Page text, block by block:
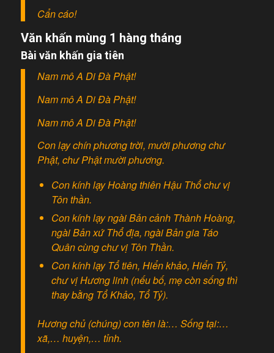
Cẩn cáo!
Văn khấn mùng 1 hàng tháng
Bài văn khấn gia tiên
Nam mô A Di Đà Phật!
Nam mô A Di Đà Phật!
Nam mô A Di Đà Phật!
Con lạy chín phương trời, mười phương chư
Phật, chư Phật mười phương.
Con kính lạy Hoàng thiên Hậu Thổ chư vị
Tôn thần.
Con kính lạy ngài Bản cảnh Thành Hoàng,
ngài Bản xứ Thổ địa, ngài Bản gia Táo
Quân cùng chư vị Tôn Thần.
Con kính lạy Tổ tiên, Hiển khảo, Hiển Tỷ,
chư vị Hương linh (nếu bố, mẹ còn sống thì
thay bằng Tổ Khảo, Tổ Tỷ).
Hương chủ (chúng) con tên là:… Sống tại:…
xã,… huyện,… tỉnh.